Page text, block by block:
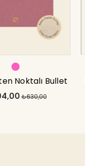
Noktalı Bullet
Defter Koala
₺630,00